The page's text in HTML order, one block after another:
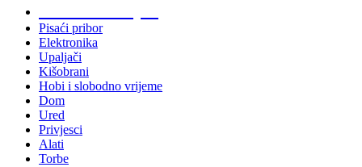
Pisaći pribor
Elektronika
Upaljači
Kišobrani
Hobi i slobodno vrijeme
Dom
Ured
Privjesci
Alati
Torbe